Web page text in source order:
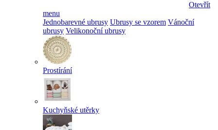
Otevřít
menu
Jednobarevné ubrusy Ubrusy se vzorem Vánoční
ubrusy Velikonoční ubrusy
Prostírání
Kuchyňské utěrky